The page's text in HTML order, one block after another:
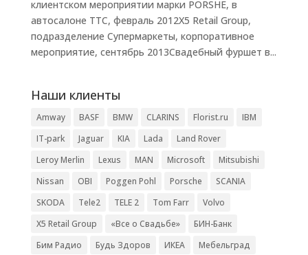
клиентском мероприятии марки PORSHE, в
автосалоне ТТС, февраль 2012X5 Retail Group,
подразделение Супермаркеты, корпоративное
мероприятие, сентябрь 2013Свадебный фуршет в...
Наши клиенты
Amway BASF BMW CLARINS Florist.ru
IBM
IT-park
Jaguar KIA Lada
Land Rover
Leroy Merlin
Lexus MAN Microsoft
Mitsubishi
Nissan
OBI Poggen Pohl Porsche
SCANIA
SKODA
Tele2 TELE 2 Tom Farr
Volvo
X5 Retail Group
«Все о Свадьбе»
БИН-Банк
Бим Радио
Будь Здоров ИКЕА
Мебельград